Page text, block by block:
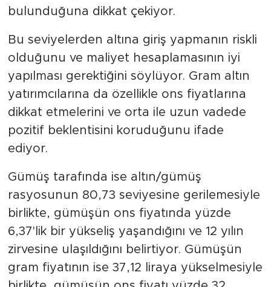
bulunduğuna dikkat çekiyor.
Bu seviyelerden altına giriş yapmanın riskli
olduğunu ve maliyet hesaplamasının iyi
yapılması gerektiğini söylüyor. Gram altın
yatırımcılarına da özellikle ons fiyatlarına
dikkat etmelerini ve orta ile uzun vadede
pozitif beklentisini koruduğunu ifade
ediyor.
Gümüş tarafında ise altın/gümüş
rasyosunun 80,73 seviyesine gerilemesiyle
birlikte, gümüşün ons fiyatında yüzde
6,37'lik bir yükseliş yaşandığını ve 12 yılın
zirvesine ulaşıldığını belirtiyor. Gümüşün
gram fiyatının ise 37,12 liraya yükselmesiyle